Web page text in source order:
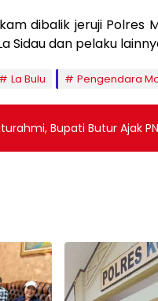
dibalik jeruji Polres
Sidau dan pelaku
La Bulu Pengendara
Bupati Butur Ajak